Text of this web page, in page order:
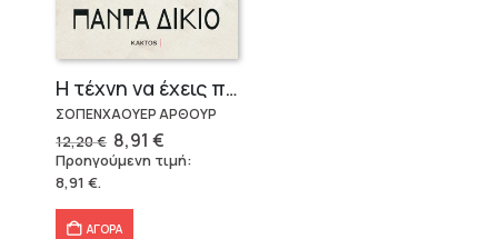
Η τέχνη να έχεις πάντα δίκιο – Άρθουρ Σοπενχάουερ
ΣΟΠΕΝΧΑΟΥΕΡ ΑΡΘΟΥΡ
12,20€ Original
price
was:
8,91 €Η
τρέχουσα
τιμή
Προηγούμενη τιμή:
8,91 €.
ΑΓΟΡΑ